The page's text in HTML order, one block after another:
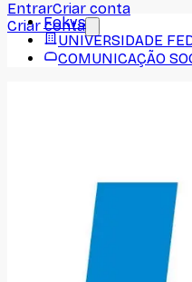
EntrarCriar conta
Criar conta
Fokvs
UNIVERSIDADE
COMUNICAÇÃO